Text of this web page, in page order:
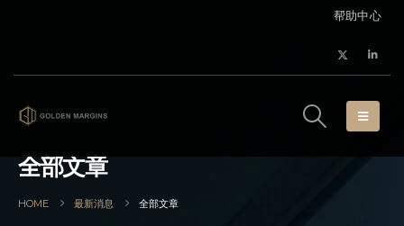
帮助中心
全部文章
HOME 最新消息 全部文章